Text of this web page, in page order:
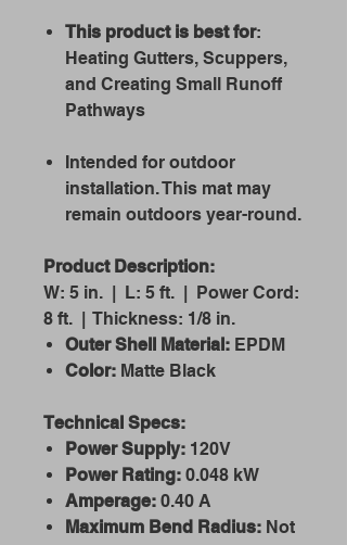
This product is best for:
Heating Gutters, Scuppers,
and Creating Small Runoff
Pathways
Intended for outdoor
installation. This mat may
remain outdoors year-round.
Product Description:
W: 5 in. | L: 5 ft. | Power Cord:
8 ft. | Thickness: 1/8 in.
Outer Shell Material: EPDM
Color: Matte Black
Technical Specs:
Power Supply: 120V
Power Rating: 0.048 kW
Amperage: 0.40 A
Maximum Bend Radius: Not